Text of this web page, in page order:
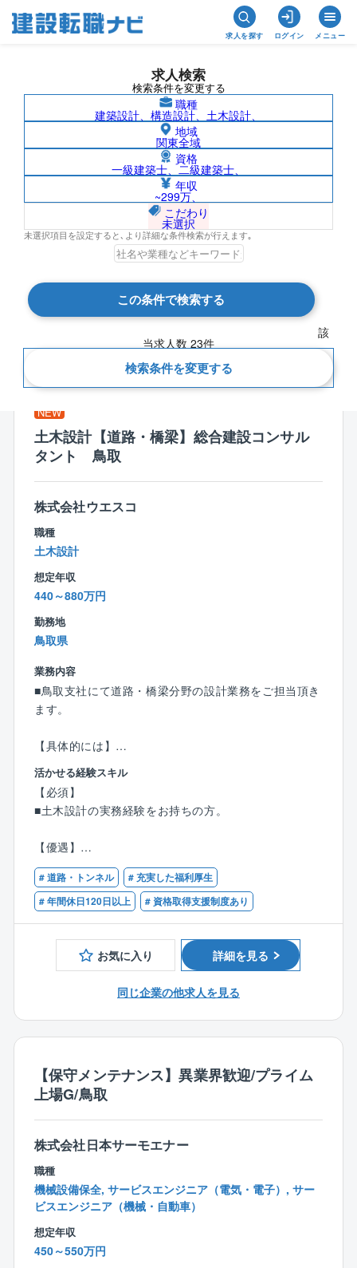
求人を探す ログイン メニュー
求人検索
検索条件を変更する
職種
建築設計、構造設計、土木設計、
地域
関東全域
資格
一級建築士、二級建築士、
年収
~299万、
こだわり
未選択
未選択項目を設定すると､より詳細な条件検索が行えます｡
この条件で検索する
該
当求人数 23件
検索条件を変更する
鳥取県の求人検索結果一覧
検索結果 23 件
現在の検索条件
NEW
土木設計【道路・橋梁】総合建設コンサル
タント 鳥取
株式会社ウエスコ
職種
土木設計
想定年収
440～880万円
勤務地
鳥取県
業務内容
■鳥取支社にて道路・橋梁分野の設計業務をご担当頂き
ます。
【具体的には】
道路・橋梁分野の設計業務に従事いただきます。
・道路設計：円滑な道路交通を確保するための設計を
行います。
・防災設計：国土強靱化に向けた防災・減災の取り組
・電線共同溝設計：電線共同溝の設計を行います。
・道路施設の調査・設計：既存施設の長寿命化のた
め、調査・設計を行います。
※最新技術である3次元測量データを用いて、リアルな
道路空間を再現し、地域住民との合意形成や施工に活
用しています。
※使用ソフト：V-Nas、AutoCAD、各種3次元CAD
・元請け：下請け＝ ほぼ100％： 0％
・主な受注先：国、都府県、市町村
同溝設計、防災設計、包括管理
・直近の実績：道路設計、電線共同溝設計、能登半島
案件詳細
・元請け：下請け＝ ほぼ100％： 0％
・主な受注先：国、都府県、市町村
・近年同社で力を入れている案件：橋梁設計、橋梁点
検・補修、長寿命化計画、包括管理
・直近の実績：橋梁設計、橋梁点検・補修、長寿命化
計画、能登半島地震災害復旧
活かせる経験スキル
【必須】
■土木設計の実務経験をお持ちの方。
【優遇】
■道路分野の設計経験をお持ちの方。
■技術士（道路・鋼構造及びコンクリート）・RCCM
（道路・鋼構造及びコンクリート）の資格をお持ちの
方。
# 道路・トンネル
# 充実した福利厚生
# 年間休日120日以上
# 資格取得支援制度あり
お気に入り 詳細を見る
同じ企業の他求人を見る
【保守メンテナンス】異業界歓迎/プライム
上場G/鳥取
株式会社日本サーモエナー
職種
機械設備保全, サービスエンジニア（電気・電子）, サー
ビスエンジニア（機械・自動車）
想定年収
450～550万円